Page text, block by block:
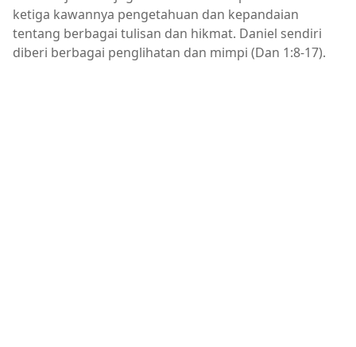
ketiga kawannya pengetahuan dan kepandaian
tentang berbagai tulisan dan hikmat. Daniel sendiri
diberi berbagai penglihatan dan mimpi (Dan 1:8-17).